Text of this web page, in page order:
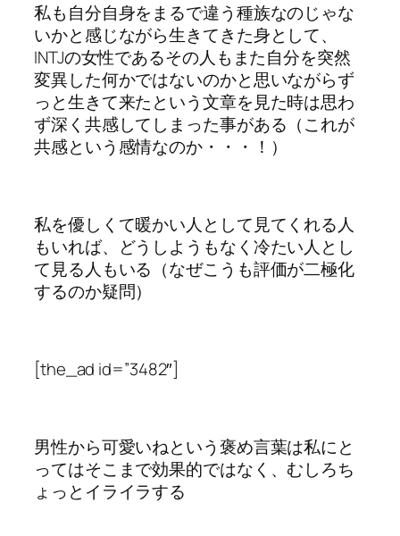
私も自分自身をまるで違う種族なのじゃな
いかと感じながら生きてきた身として、
INTJの女性であるその人もまた自分を突然
変異した何かではないのかと思いながらず
っと生きて来たという文章を見た時は思わ
ず深く共感してしまった事がある（これが
共感という感情なのか・・・！）
私を優しくて暖かい人として見てくれる人
もいれば、どうしようもなく冷たい人とし
て見る人もいる（なぜこうも評価が二極化
するのか疑問）
[the_ad id=”3482″]
男性から可愛いねという褒め言葉は私にと
ってはそこまで効果的ではなく、むしろち
ょっとイライラする